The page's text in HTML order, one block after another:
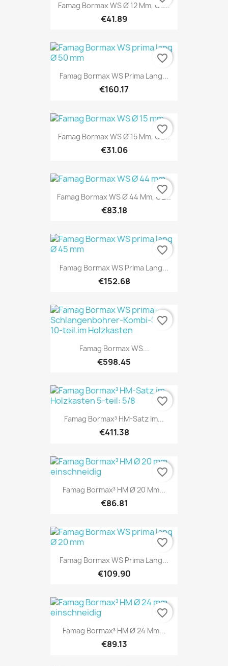
Famag Bormax WS Ø 12 Mm, GL...
€41.89
Famag Bormax WS Prima Lang...
€160.17
favorite_border
Famag Bormax WS Ø 15 Mm, GL...
€31.06
favorite_border
Famag Bormax WS Ø 44 Mm, GL...
€83.18
favorite_border
Famag Bormax WS Prima Lang...
€152.68
favorite_border
Famag Bormax WS...
€598.45
favorite_border
Famag Bormax³ HM-Satz Im...
€411.38
favorite_border
Famag Bormax³ HM Ø 20 Mm...
€86.81
favorite_border
Famag Bormax WS Prima Lang...
€109.90
favorite_border
Famag Bormax³ HM Ø 24 Mm...
€89.13
favorite_border